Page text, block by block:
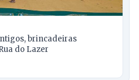
brincadeiras
do Lazer